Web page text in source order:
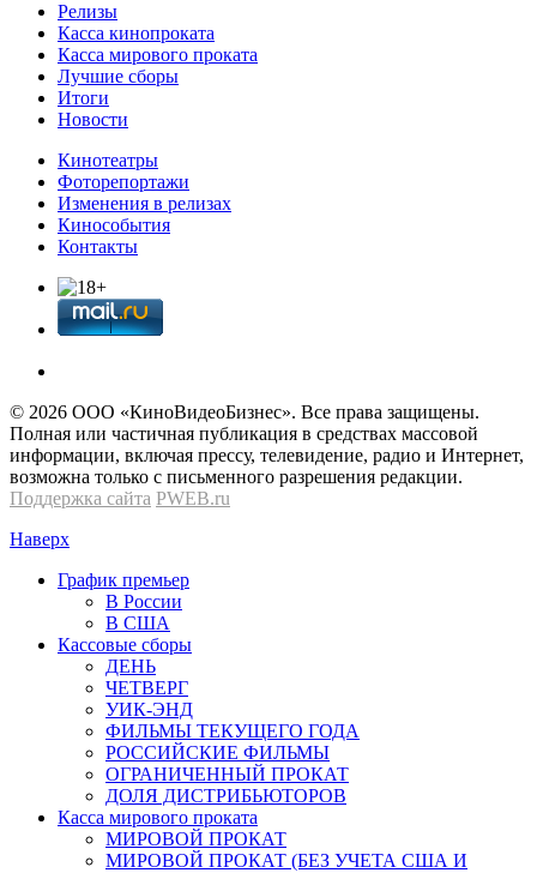
Релизы
Касса кинопроката
Касса мирового проката
Лучшие сборы
Итоги
Новости
Кинотеатры
Фоторепортажи
Изменения в релизах
Кинособытия
Контакты
© 2026 OOО «КиноВидеоБизнес». Все права защищены.
Полная или частичная публикация в средствах массовой
информации, включая прессу, телевидение, радио и Интернет,
возможна только с письменного разрешения редакции.
Поддержка сайта PWEB.ru
Наверх
График премьер
В России
В США
Кассовые сборы
ДЕНЬ
ЧЕТВЕРГ
УИК-ЭНД
ФИЛЬМЫ ТЕКУЩЕГО ГОДА
РОССИЙСКИЕ ФИЛЬМЫ
ОГРАНИЧЕННЫЙ ПРОКАТ
ДОЛЯ ДИСТРИБЬЮТОРОВ
Касса мирового проката
МИРОВОЙ ПРОКАТ
МИРОВОЙ ПРОКАТ (БЕЗ УЧЕТА США И